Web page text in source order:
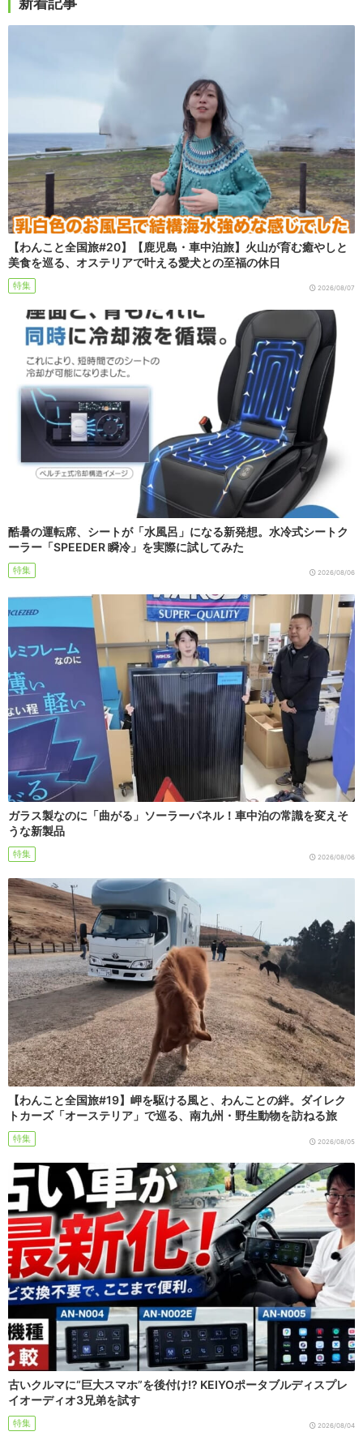
【わんこと全国旅#20】【鹿児島・車中泊旅】火山が育む癒やしと
美食を巡る、オステリアで叶える愛犬との至福の休日
特集 2026/08/07
酷暑の運転席、シートが「水風呂」になる新発想。水冷式シートク
ーラー「SPEEDER 瞬冷」を実際に試してみた
特集 2026/08/06
ガラス製なのに「曲がる」ソーラーパネル！車中泊の常識を変えそ
うな新製品
特集 2026/08/06
【わんこと全国旅#19】岬を駆ける風と、わんことの絆。ダイレク
トカーズ「オーステリア」で巡る、南九州・野生動物を訪ねる旅
特集 2026/08/05
古いクルマに“巨大スマホ”を後付け!? KEIYOポータブルディスプレ
イオーディオ3兄弟を試す
特集 2026/08/04